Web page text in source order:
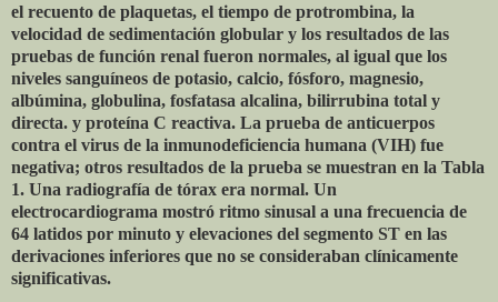
el recuento de plaquetas, el tiempo de protrombina, la
velocidad de sedimentación globular y los resultados de las
pruebas de función renal fueron normales, al igual que los
niveles sanguíneos de potasio, calcio, fósforo, magnesio,
albúmina, globulina, fosfatasa alcalina, bilirrubina total y
directa. y proteína C reactiva. La prueba de anticuerpos
contra el virus de la inmunodeficiencia humana (VIH) fue
negativa; otros resultados de la prueba se muestran en la Tabla
1. Una radiografía de tórax era normal. Un
electrocardiograma mostró ritmo sinusal a una frecuencia de
64 latidos por minuto y elevaciones del segmento ST en las
derivaciones inferiores que no se consideraban clínicamente
significativas.